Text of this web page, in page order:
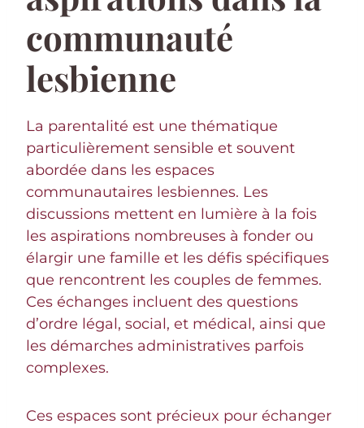
communauté
lesbienne
La parentalité est une thématique
particulièrement sensible et souvent
abordée dans les espaces
communautaires lesbiennes. Les
discussions mettent en lumière à la fois
les aspirations nombreuses à fonder ou
élargir une famille et les défis spécifiques
que rencontrent les couples de femmes.
Ces échanges incluent des questions
d’ordre légal, social, et médical, ainsi que
les démarches administratives parfois
complexes.
Ces espaces sont précieux pour échanger